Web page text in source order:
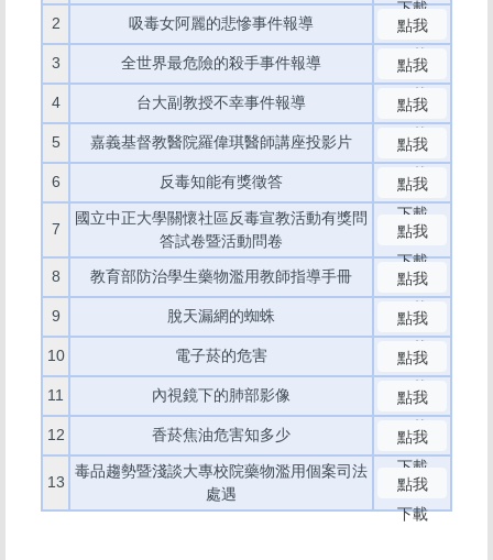
下載
2
吸毒女阿麗的悲慘事件報導
點我
下載
3 全世界最危險的殺手事件報導
點我
下載
4 台大副教授不幸事件報導
點我
下載
5 嘉義基督教醫院羅偉琪醫師講座投影片
點我
下載
6 反毒知能有獎徵答
點我
下載
7
國立中正大學關懷社區反毒宣教活動有獎問
答試卷暨活動問卷
點我
下載
8
教育部防治學生藥物濫用教師指導手冊
點我
下載
9 脫天漏網的蜘蛛
點我
下載
10 電子菸的危害
點我
下載
11 內視鏡下的肺部影像
點我
下載
12 香菸焦油危害知多少
點我
下載
13
毒品趨勢暨淺談大專校院藥物濫用個案司法
處遇
點我
下載